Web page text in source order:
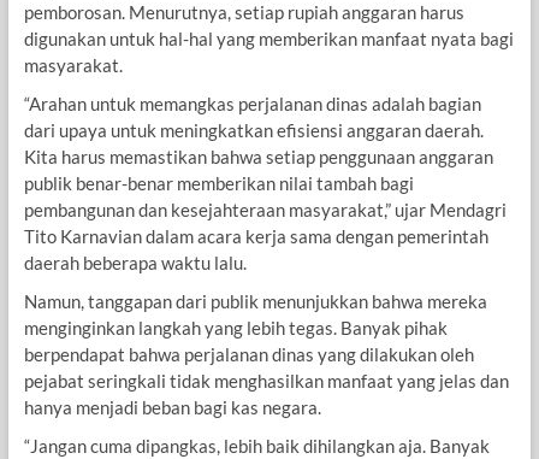
pemborosan. Menurutnya, setiap rupiah anggaran harus
digunakan untuk hal-hal yang memberikan manfaat nyata bagi
masyarakat.
“Arahan untuk memangkas perjalanan dinas adalah bagian
dari upaya untuk meningkatkan efisiensi anggaran daerah.
Kita harus memastikan bahwa setiap penggunaan anggaran
publik benar-benar memberikan nilai tambah bagi
pembangunan dan kesejahteraan masyarakat,” ujar Mendagri
Tito Karnavian dalam acara kerja sama dengan pemerintah
daerah beberapa waktu lalu.
Namun, tanggapan dari publik menunjukkan bahwa mereka
menginginkan langkah yang lebih tegas. Banyak pihak
berpendapat bahwa perjalanan dinas yang dilakukan oleh
pejabat seringkali tidak menghasilkan manfaat yang jelas dan
hanya menjadi beban bagi kas negara.
“Jangan cuma dipangkas, lebih baik dihilangkan aja. Banyak